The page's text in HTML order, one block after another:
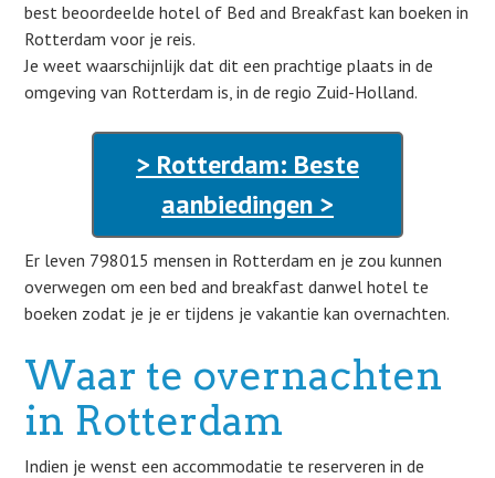
best beoordeelde hotel of Bed and Breakfast kan boeken in
Rotterdam voor je reis.
Je weet waarschijnlijk dat dit een prachtige plaats in de
omgeving van Rotterdam is, in de regio Zuid-Holland.
> Rotterdam: Beste
aanbiedingen >
Er leven 798015 mensen in Rotterdam en je zou kunnen
overwegen om een bed and breakfast danwel hotel te
boeken zodat je je er tijdens je vakantie kan overnachten.
Waar te overnachten
in Rotterdam
Indien je wenst een accommodatie te reserveren in de